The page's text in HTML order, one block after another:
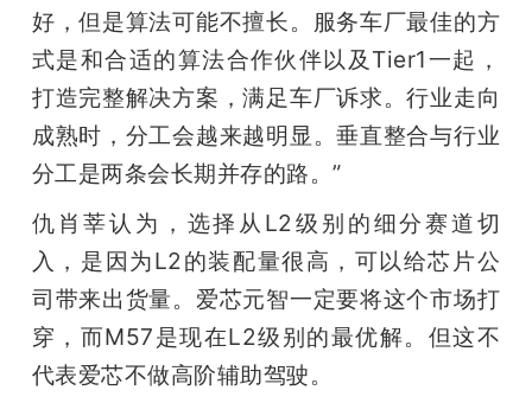
好，但是算法可能不擅长。服务车厂最佳的方
式是和合适的算法合作伙伴以及Tier1一起，
打造完整解决方案，满足车厂诉求。行业走向
成熟时，分工会越来越明显。垂直整合与行业
分工是两条会长期并存的路。”
仇肖莘认为，选择从L2级别的细分赛道切
入，是因为L2的装配量很高，可以给芯片公
司带来出货量。爱芯元智一定要将这个市场打
穿，而M57是现在L2级别的最优解。但这不
代表爱芯不做高阶辅助驾驶。